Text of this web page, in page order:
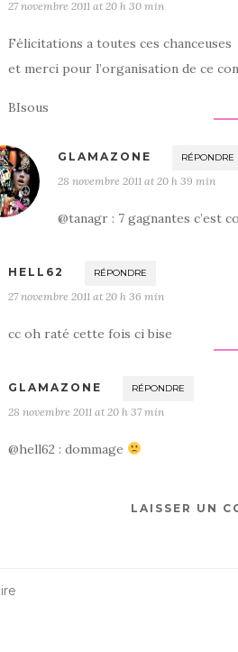
27 novembre 2011 at 20 h 30 min
Félicitations a toutes ces chanceuses
et merci pour l’organisation de ce
BIsous
GLAMAZONE RÉPONDRE
28 novembre 2011 at 20 h 39 min
@tanagr : 7 gagnantes c’est
HELL62 RÉPONDRE
27 novembre 2011 at 20 h 36 min
cc oh raté cette fois ci bise
GLAMAZONE RÉPONDRE
28 novembre 2011 at 20 h 37 min
@hell62 : dommage
LAISSER UN